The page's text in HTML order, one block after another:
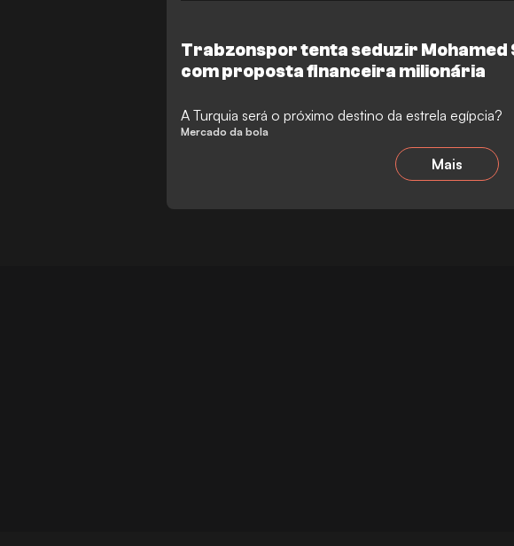
Trabzonspor tenta seduzir Mohamed
com proposta financeira milionária
A Turquia será o próximo destino da estrela egípcia?
Mercado da bola
Mais